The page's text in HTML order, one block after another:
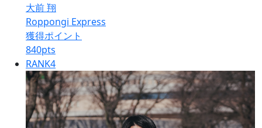
大前 翔
Roppongi Express
獲得ポイント
840pts
RANK4